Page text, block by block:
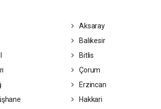
Aksaray
Balıkesir
Bitlis
Çorum
Erzincan
Hakkari